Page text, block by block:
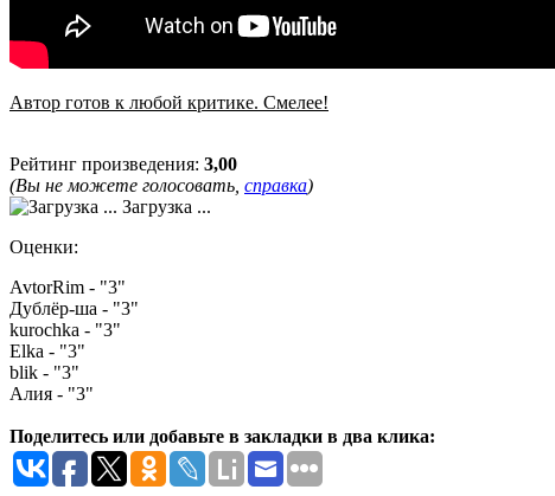
Автор готов к любой критике. Смелее!
Рейтинг произведения: 3,00
(Вы не можете голосовать, справка)
Загрузка ...
Оценки:
AvtorRim - "3"
Дублёр-ша - "3"
kurochka - "3"
Elka - "3"
blik - "3"
Алия - "3"
Поделитесь или добавьте в закладки в два клика: